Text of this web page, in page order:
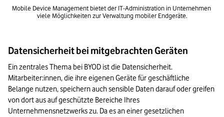
Mobile Device Management bietet der IT-Administration in Unternehmen
viele Möglichkeiten zur Verwaltung mobiler Endgeräte.
Datensicherheit bei mitgebrachten Geräten
Ein zentrales Thema bei BYOD ist die Datensicherheit.
Mitarbeiter:innen, die ihre eigenen Geräte für geschäftliche
Belange nutzen, speichern auch sensible Daten darauf oder greifen
von dort aus auf geschützte Bereiche Ihres
Unternehmensnetzwerks zu. Da es an einer gesetzlichen